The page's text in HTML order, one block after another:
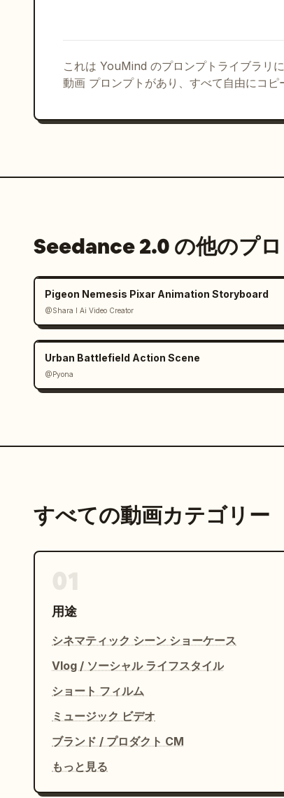
これは YouMind のプロンプトライブラリ
動画 プロンプトがあり、すべて自由にコピ
Seedance 2.0 の他のプ
Pigeon Nemesis Pixar Animation Storyboard
@Shara I Ai Video Creator
Urban Battlefield Action Scene
@Pyona
すべての動画カテゴリー
用途
シネマティック シーン ショーケース
Vlog / ソーシャル ライフスタイル
ショート フィルム
ミュージック ビデオ
ブランド / プロダクト CM
もっと見る